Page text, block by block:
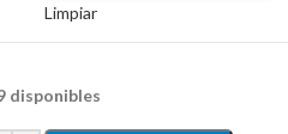
Limpiar
disponibles